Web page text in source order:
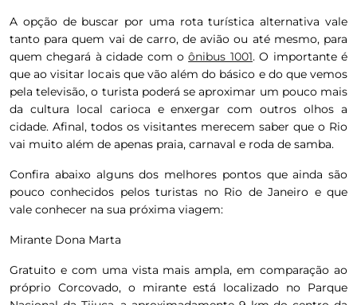
A opção de buscar por uma rota turística alternativa vale
tanto para quem vai de carro, de avião ou até mesmo, para
quem chegará à cidade com oônibus 1001. O importante é
que ao visitar locais que vão além do básico e do que vemos
pela televisão, o turista poderá se aproximar um pouco mais
da cultura local carioca e enxergar com outros olhos a
cidade. Afinal, todos os visitantes merecem saber que o Rio
vai muito além de apenas praia, carnaval e roda de samba.
Confira abaixo alguns dos melhores pontos que ainda são
pouco conhecidos pelos turistas no Rio de Janeiro e que
vale conhecer na sua próxima viagem:
Mirante Dona Marta
Gratuito e com uma vista mais ampla, em comparação ao
próprio Corcovado, o mirante está localizado no Parque